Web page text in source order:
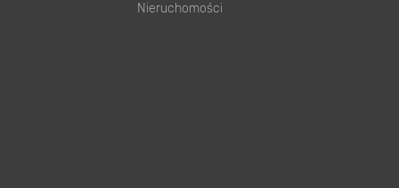
Nieruchomości